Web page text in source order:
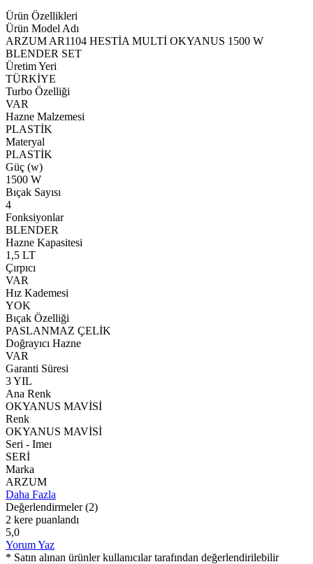
Ürün Özellikleri
Ürün Model Adı
ARZUM AR1104 HESTİA MULTİ OKYANUS 1500 W
BLENDER SET
Üretim Yeri
TÜRKİYE
Turbo Özelliği
VAR
Hazne Malzemesi
PLASTİK
Materyal
PLASTİK
Güç (w)
1500 W
Bıçak Sayısı
4
Fonksiyonlar
BLENDER
Hazne Kapasitesi
1,5 LT
Çırpıcı
VAR
Hız Kademesi
YOK
Bıçak Özelliği
PASLANMAZ ÇELİK
Doğrayıcı Hazne
VAR
Garanti Süresi
3 YIL
Ana Renk
OKYANUS MAVİSİ
Renk
OKYANUS MAVİSİ
Seri - Imeı
SERİ
Marka
ARZUM
Daha Fazla
Değerlendirmeler (2)
2 kere puanlandı
5,0
Yorum Yaz
* Satın alınan ürünler kullanıcılar tarafından değerlendirilebilir